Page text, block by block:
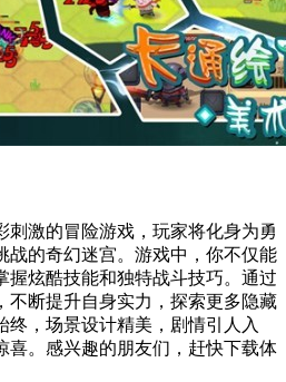
刺激的冒险游戏，玩家将化身为勇
战的奇幻迷宫。游戏中，你不仅能
握炫酷技能和独特战斗技巧。通过
不断提升自身实力，探索更多隐藏
终，场景设计精美，剧情引人入
喜。感兴趣的朋友们，赶快下载体